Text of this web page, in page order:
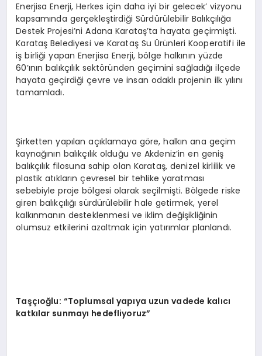
Enerjisa Enerji, Herkes için daha iyi bir gelecek’ vizyonu
kapsamında gerçekleştirdiği Sürdürülebilir Balıkçılığa
Destek Projesi’ni Adana Karataş’ta hayata geçirmişti.
Karataş Belediyesi ve Karataş Su Ürünleri Kooperatifi ile
iş birliği yapan Enerjisa Enerji, bölge halkının yüzde
60’ının balıkçılık sektöründen geçimini sağladığı ilçede
hayata geçirdiği çevre ve insan odaklı projenin ilk yılını
tamamladı.
Şirketten yapılan açıklamaya göre, halkın ana geçim
kaynağının balıkçılık olduğu ve Akdeniz’in en geniş
balıkçılık filosuna sahip olan Karataş, denizel kirlilik ve
plastik atıkların çevresel bir tehlike yaratması
sebebiyle proje bölgesi olarak seçilmişti. Bölgede riske
giren balıkçılığı sürdürülebilir hale getirmek, yerel
kalkınmanın desteklenmesi ve iklim değişikliğinin
olumsuz etkilerini azaltmak için yatırımlar planlandı.
Taşçıoğlu: “Toplumsal yapıya uzun vadede kalıcı
katkılar sunmayı hedefliyoruz”